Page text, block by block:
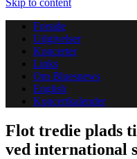
Forside
Udgivelser
Koncerter
Links
Om Bluesnews
English
Koncertkalender
Flot tredie plads
ved international